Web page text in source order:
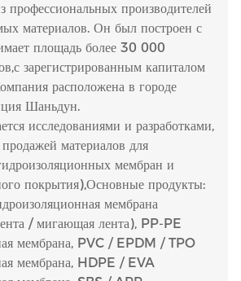
профессиональных производителей
материалов. Он был построен с
площадь более 30 000
зарегистрированным капиталом
расположена в городе
Шаньдун.
исследованиями и разработками,
материалов для
мембран и
покрытия),Основные продукты:
мембрана
/ мигающая лента), PP-PE
мембрана, PVC / EPDM / TPO
мембрана, HDPE / EVA